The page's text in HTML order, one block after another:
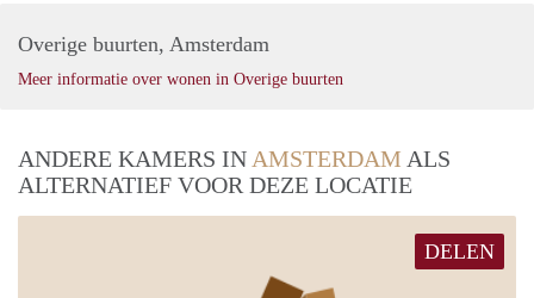
Overige buurten, Amsterdam
Meer informatie over wonen in Overige buurten
ANDERE KAMERS INAMSTERDAM ALS
ALTERNATIEF VOOR DEZE LOCATIE
DELEN